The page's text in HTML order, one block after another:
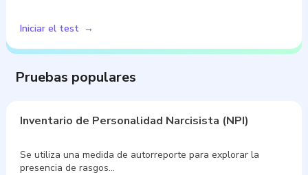
Iniciar el test
Pruebas populares
Inventario de Personalidad Narcisista (NPI)
Se utiliza una medida de autorreporte para explorar la
presencia de rasgos…